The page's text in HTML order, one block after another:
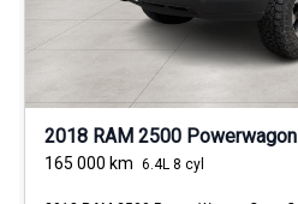
2018 RAM 2500 Powerwagon
165 000 km 6.4L 8 cyl